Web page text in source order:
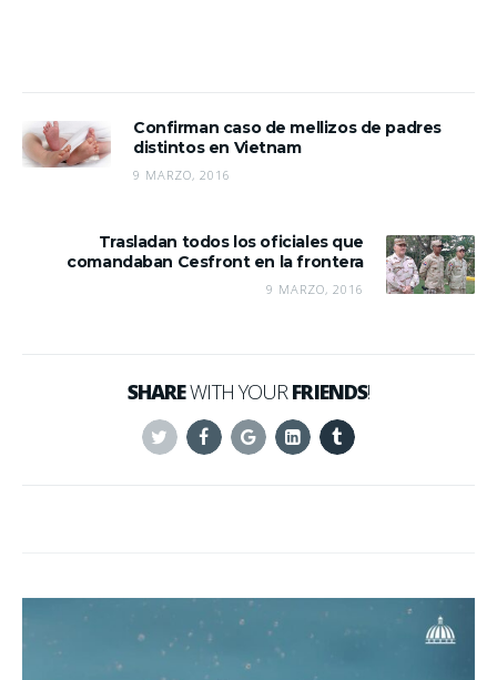
Confirman caso de mellizos de padres
distintos en Vietnam
9 MARZO, 2016
Trasladan todos los oficiales que
comandaban Cesfront en la frontera
9 MARZO, 2016
SHAREWITH YOUR FRIENDS!